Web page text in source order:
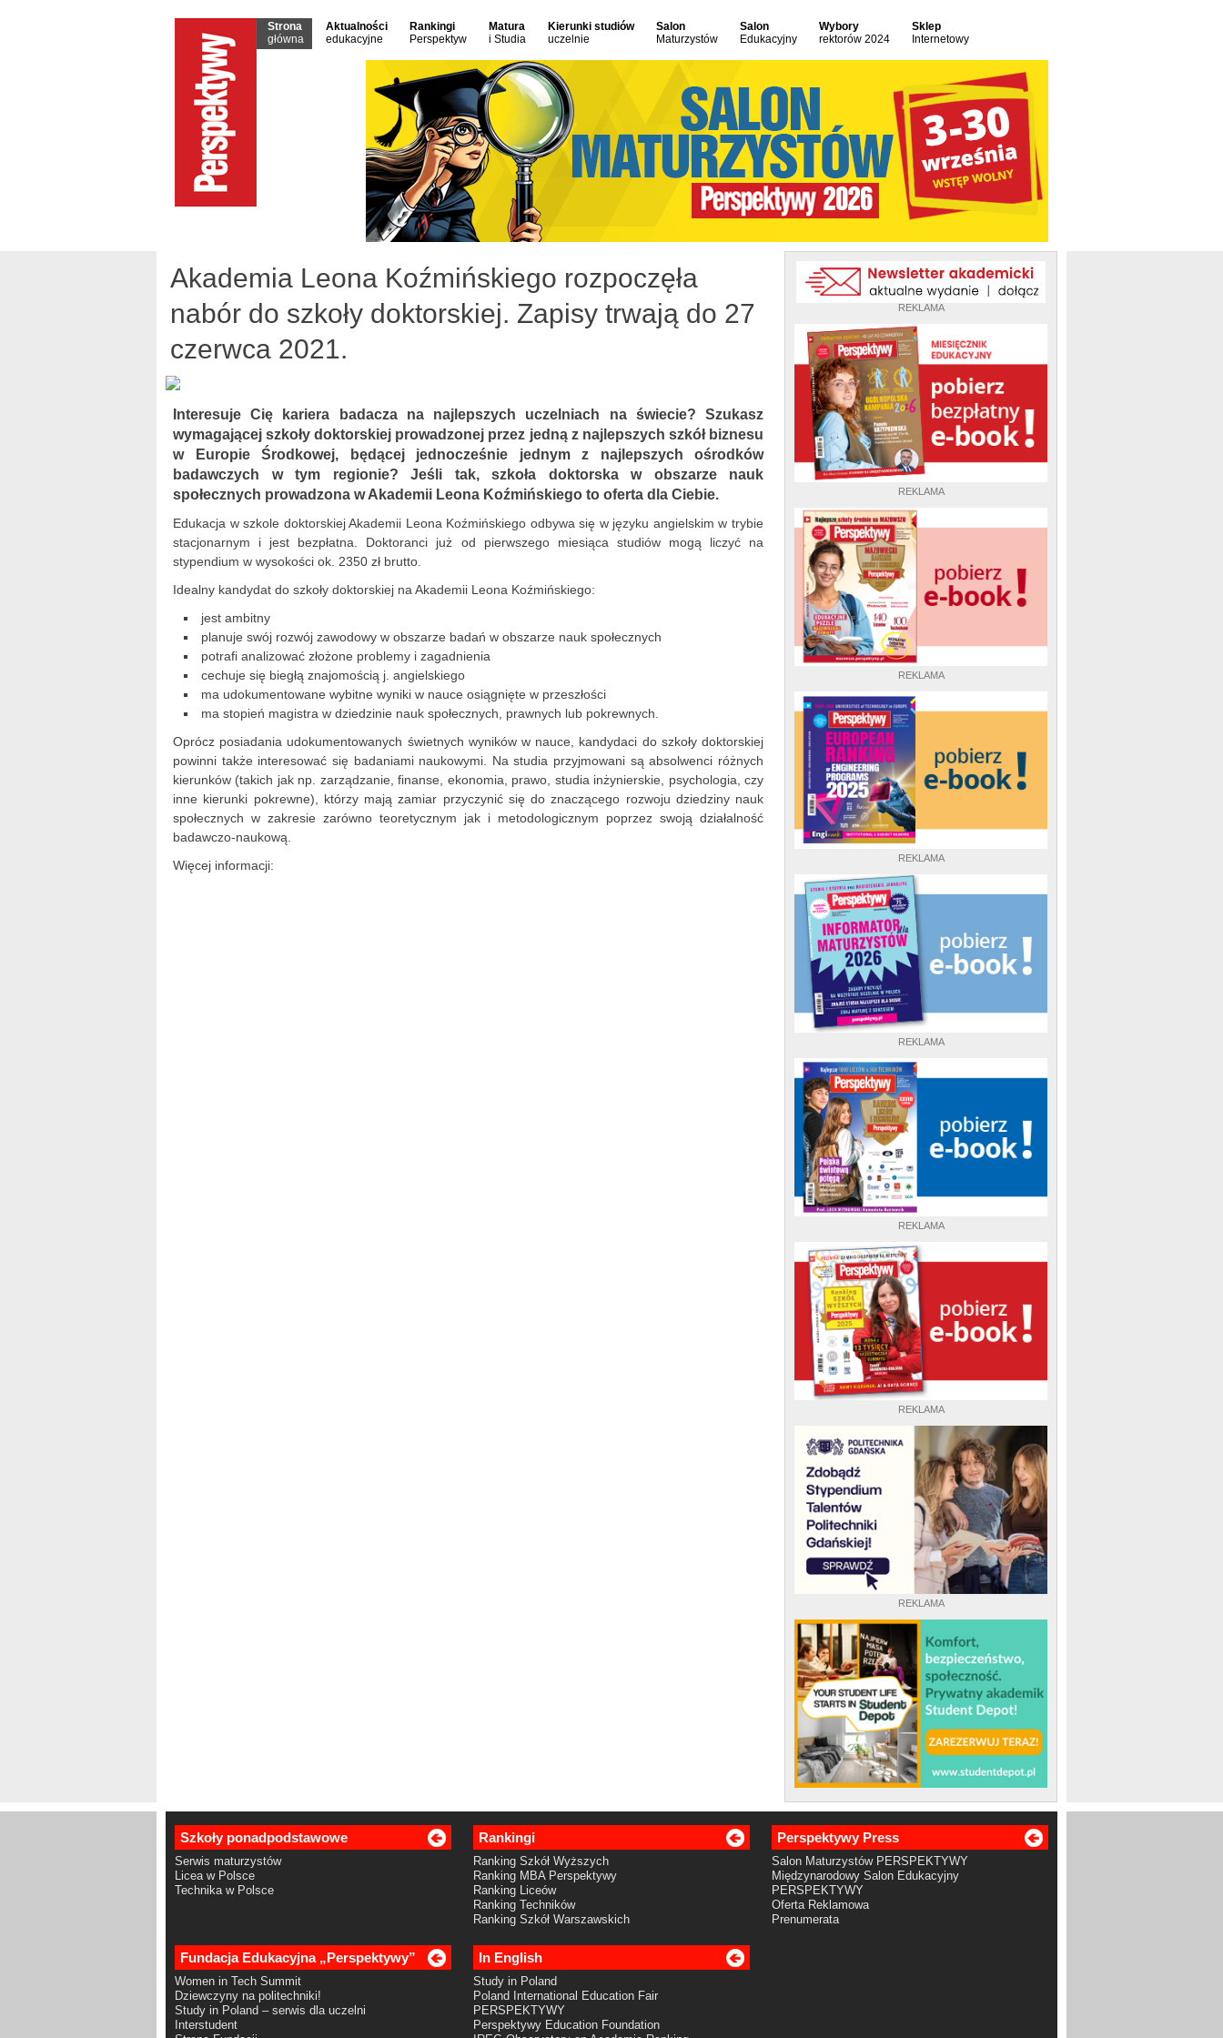
Strona
główna
Aktualności
edukacyjne
Rankingi
Perspektyw
Matura
i Studia
Kierunki studiów
uczelnie
Salon
Maturzystów
Salon
Edukacyjny
Wybory
rektorów 2024
Sklep
Internetowy
REKLAMA
REKLAMA
REKLAMA
REKLAMA
REKLAMA
REKLAMA
REKLAMA
REKLAMA
Akademia Leona Koźmińskiego rozpoczęła
nabór do szkoły doktorskiej. Zapisy trwają do 27
czerwca 2021.
Interesuje Cię kariera badacza na najlepszych uczelniach na świecie? Szukasz
wymagającej szkoły doktorskiej prowadzonej przez jedną z najlepszych szkół biznesu
w Europie Środkowej, będącej jednocześnie jednym z najlepszych ośrodków
badawczych w tym regionie? Jeśli tak, szkoła doktorska w obszarze nauk
społecznych prowadzona w Akademii Leona Koźmińskiego to oferta dla Ciebie.
Edukacja w szkole doktorskiej Akademii Leona Koźmińskiego odbywa się w języku angielskim w trybie
stacjonarnym i jest bezpłatna. Doktoranci już od pierwszego miesiąca studiów mogą liczyć na
stypendium w wysokości ok. 2350 zł brutto.
Idealny kandydat do szkoły doktorskiej na Akademii Leona Koźmińskiego:
jest ambitny
planuje swój rozwój zawodowy w obszarze badań w obszarze nauk społecznych
potrafi analizować złożone problemy i zagadnienia
cechuje się biegłą znajomością j. angielskiego
ma udokumentowane wybitne wyniki w nauce osiągnięte w przeszłości
ma stopień magistra w dziedzinie nauk społecznych, prawnych lub pokrewnych.
Oprócz posiadania udokumentowanych świetnych wyników w nauce, kandydaci do szkoły doktorskiej
powinni także interesować się badaniami naukowymi. Na studia przyjmowani są absolwenci różnych
kierunków (takich jak np. zarządzanie, finanse, ekonomia, prawo, studia inżynierskie, psychologia, czy
inne kierunki pokrewne), którzy mają zamiar przyczynić się do znaczącego rozwoju dziedziny nauk
społecznych w zakresie zarówno teoretycznym jak i metodologicznym poprzez swoją działalność
badawczo-naukową.
Więcej informacji:
Szkoły ponadpodstawowe
Serwis maturzystów
Licea w Polsce
Technika w Polsce
Rankingi
Ranking Szkół Wyższych
Ranking MBA Perspektywy
Ranking Liceów
Ranking Techników
Ranking Szkół Warszawskich
Perspektywy Press
Salon Maturzystów PERSPEKTYWY
Międzynarodowy Salon Edukacyjny
PERSPEKTYWY
Oferta Reklamowa
Prenumerata
Fundacja Edukacyjna „Perspektywy”
Women in Tech Summit
Dziewczyny na politechniki!
Study in Poland – serwis dla uczelni
Interstudent
In English
Study in Poland
Poland International Education Fair
PERSPEKTYWY
Perspektywy Education Foundation